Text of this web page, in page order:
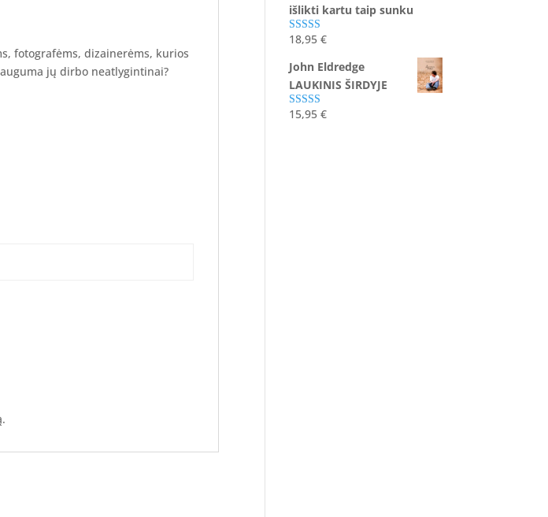
fotografėms, dizainerėms, kurios
jų dirbo neatlygintinai?
išlikti kartu taip sunku
Įvertinimas:
18,95€
John Eldredge
LAUKINIS ŠIRDYJE
Įvertinimas:
15,95€